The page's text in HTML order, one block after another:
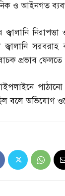
ও আইনগত
জ্বালানি
জ্বালানি
প্রভাব ফেলতে
বলে অভিযোগ